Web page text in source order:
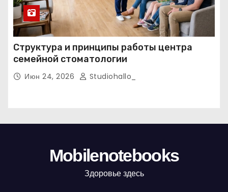
Структура и принципы работы центра
семейной стоматологии
Июн 24, 2026 Studiohallo_
Mobilenotebooks
Здоровье здесь